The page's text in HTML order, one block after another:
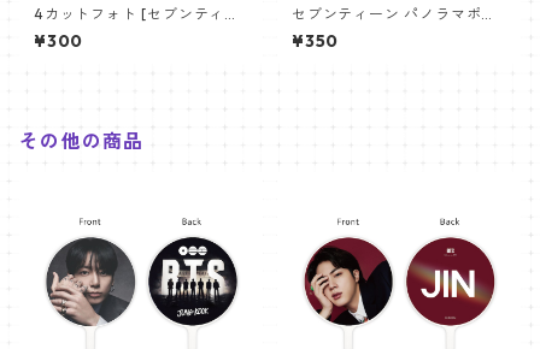
4カットフォト [セブンティー
ン スングァン-02]4CUT PHO
TO SEVENTEEN SEUNGKWAN
¥300
セブンティーン パノラマポス
ター (SEVENTEEN Poster) 70
0*330mm 【seventeen-0
¥350
その他の商品